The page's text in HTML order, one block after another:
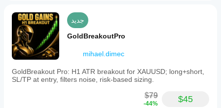
جديد
GoldBreakoutPro
mihael.dimec
GoldBreakout Pro: H1 ATR breakout for XAUUSD; long+short,
SL/TP at entry, filters noise, risk-based sizing.
$79
-44% $45